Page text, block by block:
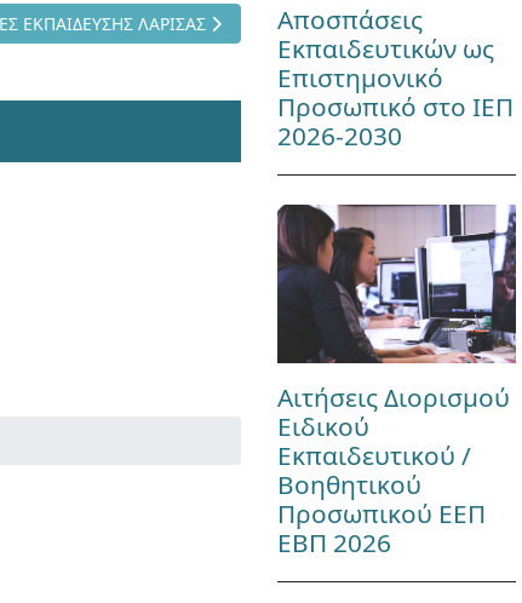
ΥΠΗΡΕΣΙΕΣ ΕΚΠΑΙΔΕΥΣΗΣ ΛΑΡΙΣΑΣ
ΕΚΠΑΙΔΕΥΣΗΣ ΛΑΡΙΣΑΣ
Αποσπάσεις
Εκπαιδευτικών ως
Επιστημονικό
Προσωπικό στο ΙΕΠ
2026-2030
Αιτήσεις Διορισμού
Ειδικού
Εκπαιδευτικού /
Βοηθητικού
Προσωπικού ΕΕΠ
ΕΒΠ 2026